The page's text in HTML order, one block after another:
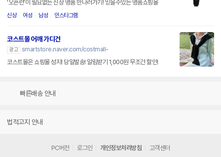
'오픈런'이 필요없는 신상 명품 만나러가기! 믿을수있는 명품쇼핑몰
신상 여성 남성 인스타그램
코스트몰 어깨 가디건
광고 smartstore.naver.com/costmall-
코스트몰은 쇼핑몰 성지! 당일발송! 알림받기 1,000원 무조건 할인!
빠른배송 안내
법적고지 안내
PC버전 로그인 개인정보처리방침 고객센터